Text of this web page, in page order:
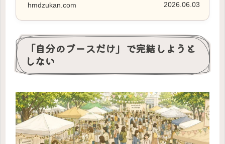
hmdzukan.com 2026.06.03
「自分のブースだけ」で完結しようと
しない